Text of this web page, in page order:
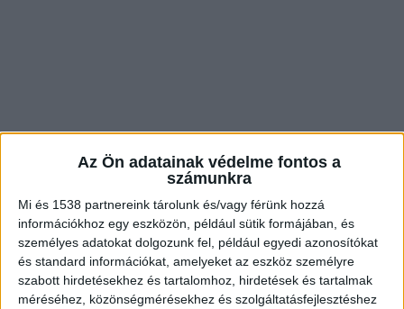
Az Ön adatainak védelme fontos a
számunkra
Mi és 1538 partnereink tárolunk és/vagy férünk hozzá
információkhoz egy eszközön, például sütik formájában, és
személyes adatokat dolgozunk fel, például egyedi azonosítókat
és standard információkat, amelyeket az eszköz személyre
szabott hirdetésekhez és tartalomhoz, hirdetések és tartalmak
méréséhez, közönségmérésekhez és szolgáltatásfejlesztéshez
Egyre többen költöznek Halásztelekre